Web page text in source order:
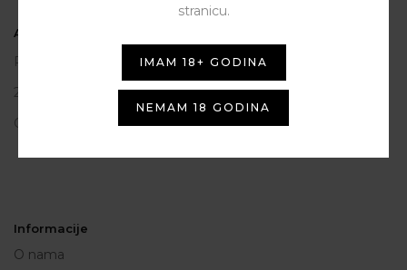
ASSIST HUB d.o.o.
Put vrljuge 13
23206 Sukošan
OIB: 80250945864
Informacije
O nama
stranicu.
IMAM 18+ GODINA
NEMAM 18 GODINA